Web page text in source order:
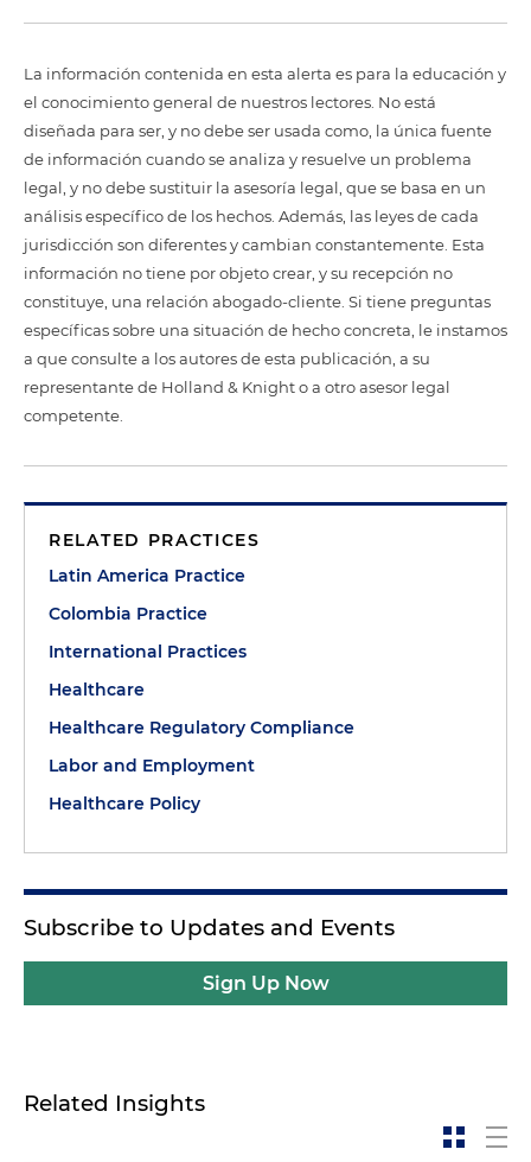
La información contenida en esta alerta es para la educación y
el conocimiento general de nuestros lectores. No está
diseñada para ser, y no debe ser usada como, la única fuente
de información cuando se analiza y resuelve un problema
legal, y no debe sustituir la asesoría legal, que se basa en un
análisis específico de los hechos. Además, las leyes de cada
jurisdicción son diferentes y cambian constantemente. Esta
información no tiene por objeto crear, y su recepción no
constituye, una relación abogado-cliente. Si tiene preguntas
específicas sobre una situación de hecho concreta, le instamos
a que consulte a los autores de esta publicación, a su
representante de Holland & Knight o a otro asesor legal
competente.
RELATED PRACTICES
Latin America Practice
Colombia Practice
International Practices
Healthcare
Healthcare Regulatory Compliance
Labor and Employment
Healthcare Policy
Subscribe to Updates and Events
Sign Up Now
Related Insights